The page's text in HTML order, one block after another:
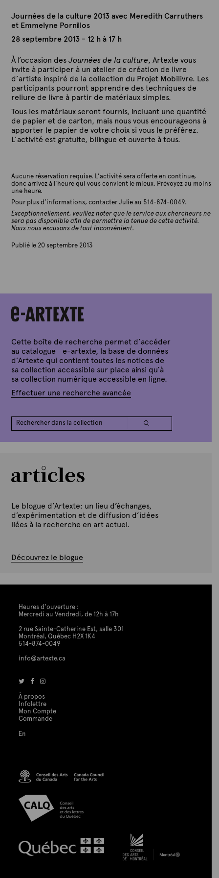
Journées de la culture 2013 avec Meredith Carruthers
et Emmelyne Pornillos
28 septembre 2013 - 12 h à 17 h
À l’occasion des Journées de la culture, Artexte vous
invite à participer à un atelier de création de livre
d’artiste inspiré de la collection du Projet Mobilivre. Les
participants pourront apprendre des techniques de
reliure de livre à partir de matériaux simples.
Tous les matériaux seront fournis, incluant une quantité
de papier et de carton, mais nous vous encourageons à
apporter le papier de votre choix si vous le préférez.
L’activité est gratuite, bilingue et ouverte à tous.
Aucune réservation requise. L’activité sera offerte en continue,
donc arrivez à l’heure qui vous convient le mieux. Prévoyez au moins
une heure.
Pour plus d’informations, contacter Julie au 514-874-0049.
Exceptionnellement, veuillez noter que le service aux chercheurs ne
sera pas disponible afin de permettre la tenue de cette activité.
Nous nous excusons de tout inconvénient.
Publié le 20 septembre 2013
e
x
e
Cette boîte de recherche permet d’accéder
au catalogue e-artexte, la base de données
d’Artexte qui contient toutes les notices de
sa collection accessible sur place ainsi qu’à
sa collection numérique accessible en ligne.
Effectuer une recherche avancée
Le blogue d’Artexte: un lieu d’échanges,
d’expérimentation et de diffusion d’idées
liées à la recherche en art actuel.
Découvrez le blogue
Heures d'ouverture :
Mercredi au Vendredi, de 12h à 17h
2 rue Sainte-Catherine Est, salle 301
Montréal, Québec H2X 1K4
514-874-0049
info@artexte.ca
À propos
Infolettre
Mon Compte
Commande
En